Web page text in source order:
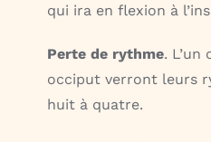
qui ira en flexion à
Perte de rythme. L’un
occiput verront leurs
huit à quatre.